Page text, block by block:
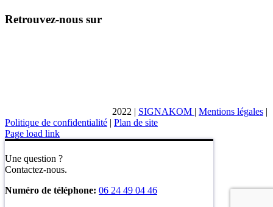
Retrouvez-nous sur
2022 | SIGNAKOM | Mentions légales |
Politique de confidentialité | Plan de site
Page load link
Une question ?
Contactez-nous.
Numéro de téléphone: 06 24 49 04 46